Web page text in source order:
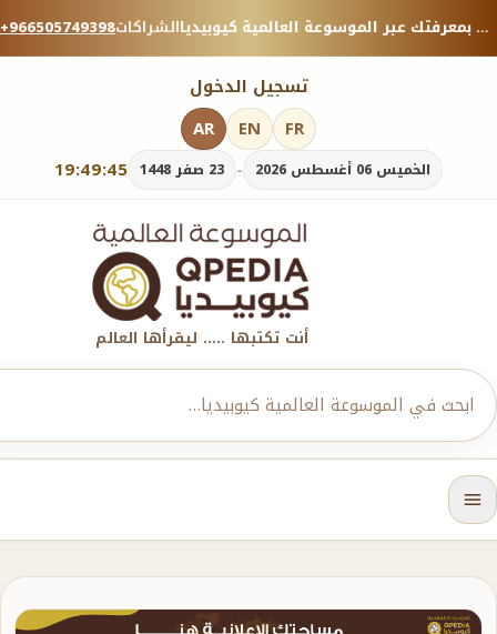
+966505749398الشراكات منصة معرفية موثوقة — شارك بمعرفتك عبر الموسوعة العالمية كيوبيديا.
تسجيل الدخول
19:49:45 الخميس 06 أغسطس 2026 - 23 صفر 1448
AR EN FR
أنت تكتبها ..... ليقرأها العالم